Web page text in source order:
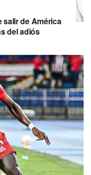
salir de América
del adiós